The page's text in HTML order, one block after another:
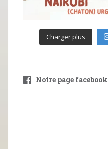
Charger plus
Notre page facebook